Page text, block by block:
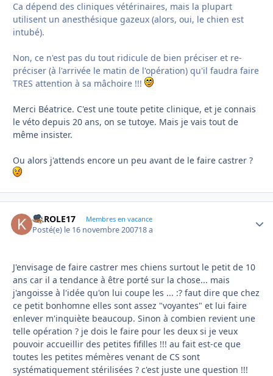
Ca dépend des cliniques vétérinaires, mais la plupart
utilisent un anesthésique gazeux (alors, oui, le chien est
intubé).
Non, ce n'est pas du tout ridicule de bien préciser et re-
préciser (à l'arrivée le matin de l'opération) qu'il faudra faire
TRES attention à sa mâchoire !!!
Merci Béatrice. C'est une toute petite clinique, et je connais
le véto depuis 20 ans, on se tutoye. Mais je vais tout de
même insister.
Ou alors j'attends encore un peu avant de le faire castrer ?
KAROLE17 Membres en vacance
Posté(e) le 16 novembre 200718 a
J'envisage de faire castrer mes chiens surtout le petit de 10
ans car il a tendance à être porté sur la chose... mais
j'angoisse à l'idée qu'on lui coupe les ... :? faut dire que chez
ce petit bonhomne elles sont assez "voyantes" et lui faire
enlever m'inquiète beaucoup. Sinon à combien revient une
telle opération ? je dois le faire pour les deux si je veux
pouvoir accueillir des petites fifilles !!! au fait est-ce que
toutes les petites mémères venant de CS sont
systématiquement stérilisées ? c'est juste une question !!!